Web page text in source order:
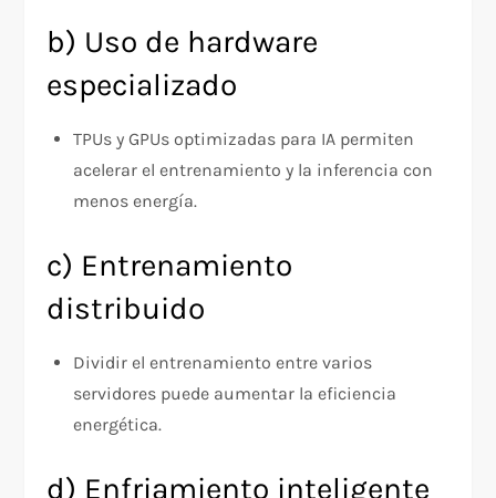
b) Uso de hardware
especializado
TPUs y GPUs optimizadas para IA permiten
acelerar el entrenamiento y la inferencia con
menos energía.
c) Entrenamiento
distribuido
Dividir el entrenamiento entre varios
servidores puede aumentar la eficiencia
energética.
d) Enfriamiento inteligente